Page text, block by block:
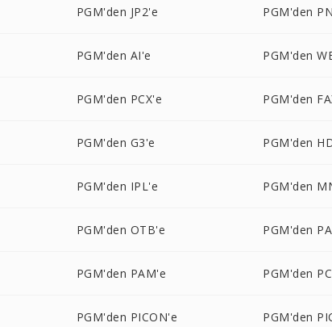
PGM'den JP2'e PGM'den
PGM'den AI'e PGM'den
PGM'den PCX'e PGM'den
PGM'den G3'e PGM'den
PGM'den IPL'e PGM'den
PGM'den OTB'e PGM'den
PGM'den PAM'e PGM'den
PGM'den PICON'e PGM'den